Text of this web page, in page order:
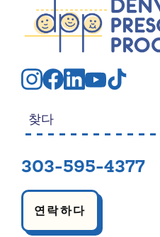
검색:
303-595-4377
연락하다